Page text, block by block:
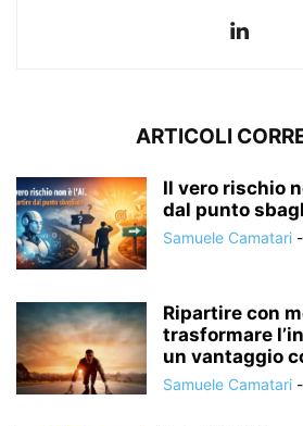
ARTICOLI
Il vero rischio
dal punto
Samuele Camatari -
Ripartire con
trasformare
un vantaggio
Samuele Camatari -